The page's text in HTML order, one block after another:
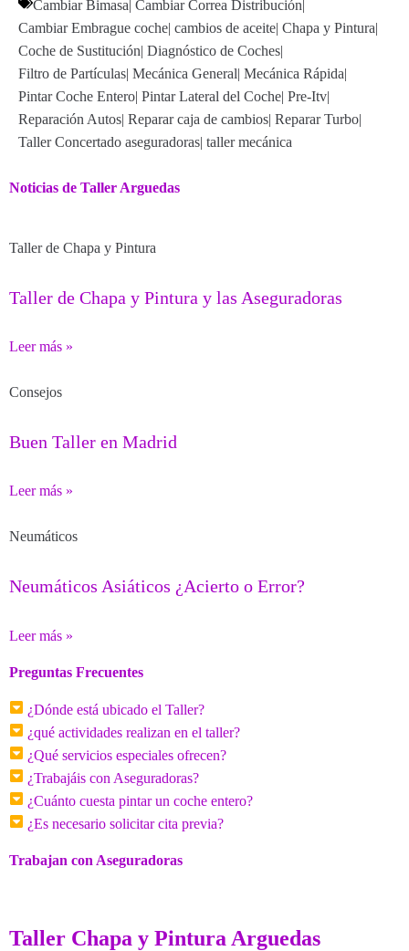
Cambiar Bimasa Cambiar Correa Distribución
Cambiar Embrague coche| cambios de aceite| Chapa y Pintura|
Coche de Sustitución| Diagnóstico de Coches|
Filtro de Partículas| Mecánica General| Mecánica Rápida|
Pintar Coche Entero| Pintar Lateral del Coche| Pre-Itv|
Reparación Autos| Reparar caja de cambios| Reparar Turbo|
Taller Concertado aseguradoras| taller mecánica
Noticias de Taller Arguedas
Taller de Chapa y Pintura
Taller de Chapa y Pintura y las Aseguradoras
Leer más »
Consejos
Buen Taller en Madrid
Leer más »
Neumáticos
Neumáticos Asiáticos ¿Acierto o Error?
Leer más »
Preguntas Frecuentes
¿Dónde está ubicado el Taller?
¿qué actividades realizan en el taller?
¿Qué servicios especiales ofrecen?
¿Trabajáis con Aseguradoras?
¿Cuánto cuesta pintar un coche entero?
¿Es necesario solicitar cita previa?
Trabajan con Aseguradoras
Taller Chapa y Pintura Arguedas